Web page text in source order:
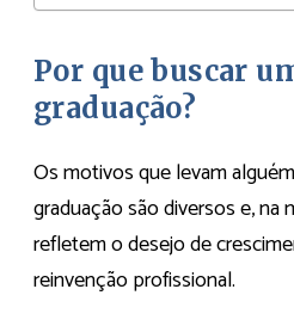
Por que buscar
graduação?
Os motivos que levam
graduação são diversos e, na
refletem o desejo de
reinvenção profissional.